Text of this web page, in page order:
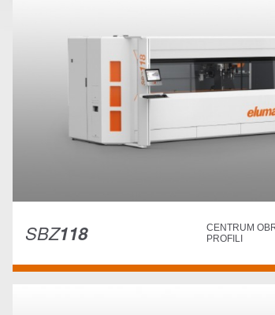
SBZ118
CENTRUM
PROFILI